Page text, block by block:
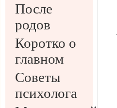
После
родов
Коротко о
главном
Советы
психолога